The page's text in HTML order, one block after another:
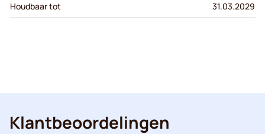
Houdbaar tot
31.03.2029
Klantbeoordelingen